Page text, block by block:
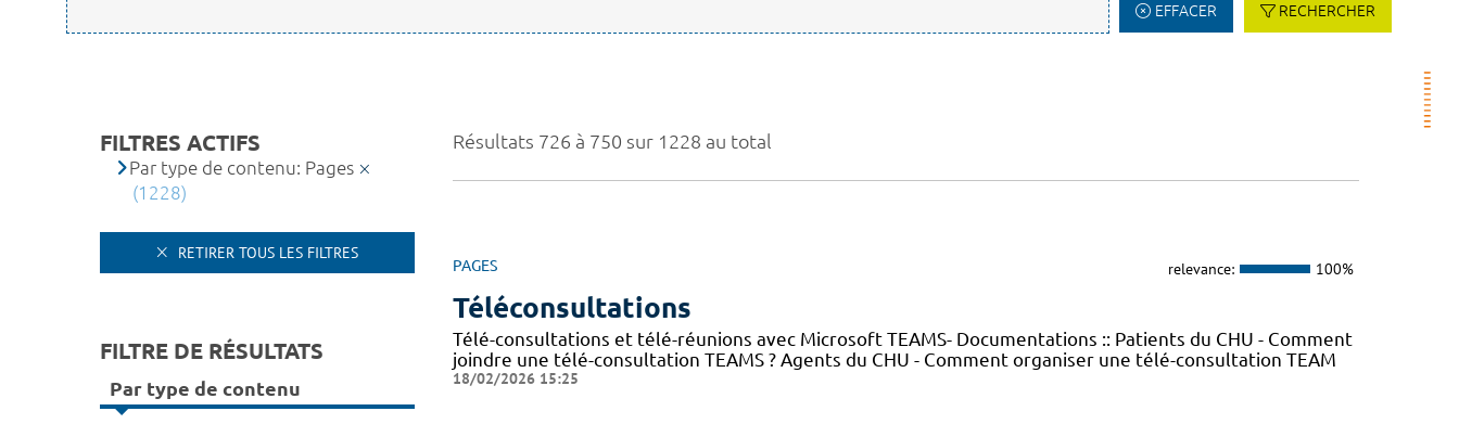
EFFACER RECHERCHER
Résultats 726 à 750 sur 1228 au total
PAGES relevance: 100%
Téléconsultations
Télé-consultations et télé-réunions avec Microsoft TEAMS- Documentations :: Patients du CHU - Comment
joindre une télé-consultation TEAMS ? Agents du CHU - Comment organiser une télé-consultation TEAM
18/02/2026 15:25
FILTRES ACTIFS
Par type de contenu: Pages
(1228)
RETIRER TOUS LES FILTRES
FILTRE DE RÉSULTATS
Par type de contenu